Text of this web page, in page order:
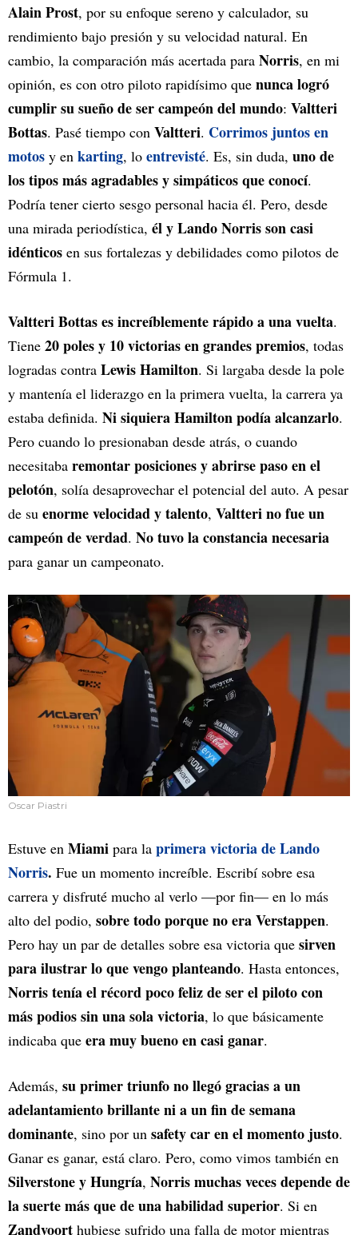
Alain Prost, por su enfoque sereno y calculador, su
rendimiento bajo presión y su velocidad natural. En
cambio, la comparación más acertada para Norris, en mi
opinión, es con otro piloto rapidísimo que nunca logró
cumplir su sueño de ser campeón del mundo: Valtteri
Bottas. Pasé tiempo con Valtteri. Corrimos juntos en
motos y en karting, lo entrevisté. Es, sin duda, uno de
los tipos más agradables y simpáticos que conocí.
Podría tener cierto sesgo personal hacia él. Pero, desde
una mirada periodística, él y Lando Norris son casi
idénticos en sus fortalezas y debilidades como pilotos de
Fórmula 1.
Valtteri Bottas es increíblemente rápido a una vuelta.
Tiene 20 poles y 10 victorias en grandes premios, todas
logradas contra Lewis Hamilton. Si largaba desde la pole
y mantenía el liderazgo en la primera vuelta, la carrera ya
estaba definida. Ni siquiera Hamilton podía alcanzarlo.
Pero cuando lo presionaban desde atrás, o cuando
necesitaba remontar posiciones y abrirse paso en el
pelotón, solía desaprovechar el potencial del auto. A pesar
de su enorme velocidad y talento, Valtteri no fue un
campeón de verdad. No tuvo la constancia necesaria
para ganar un campeonato.
Oscar Piastri
Estuve en Miami para la primera victoria de Lando
Norris. Fue un momento increíble. Escribí sobre esa
carrera y disfruté mucho al verlo —por fin— en lo más
alto del podio, sobre todo porque no era Verstappen.
Pero hay un par de detalles sobre esa victoria que sirven
para ilustrar lo que vengo planteando. Hasta entonces,
Norris tenía el récord poco feliz de ser el piloto con
más podios sin una sola victoria, lo que básicamente
indicaba que era muy bueno en casi ganar.
Además, su primer triunfo no llegó gracias a un
adelantamiento brillante ni a un fin de semana
dominante, sino por un safety car en el momento justo.
Ganar es ganar, está claro. Pero, como vimos también en
Silverstone y Hungría, Norris muchas veces depende de
la suerte más que de una habilidad superior. Si en
Zandvoort hubiese sufrido una falla de motor mientras